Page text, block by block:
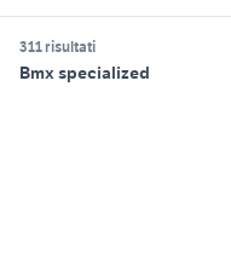
311 risultati
Bmx specialized